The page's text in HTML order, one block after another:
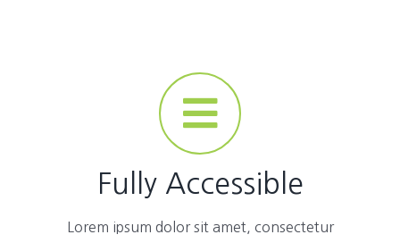
Fully Accessible
Lorem ipsum dolor sit amet, consectetur